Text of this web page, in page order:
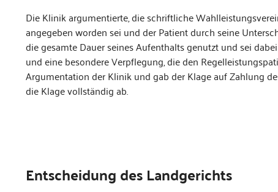
Die Klinik argumentierte, die schriftliche
angegeben worden sei und der Patient durch seine
die gesamte Dauer seines Aufenthalts genutzt und sei
und eine besondere Verpflegung, die den
Argumentation der Klinik und gab der Klage auf Zahlung
die Klage vollständig ab.
Entscheidung des Landgerichts